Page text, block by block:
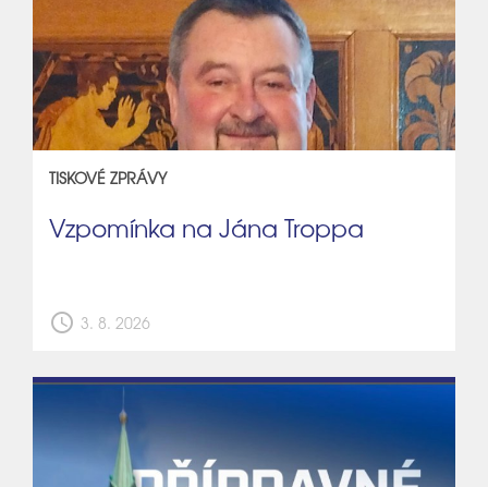
TISKOVÉ ZPRÁVY
Vzpomínka na Jána Troppa
schedule 3. 8. 2026